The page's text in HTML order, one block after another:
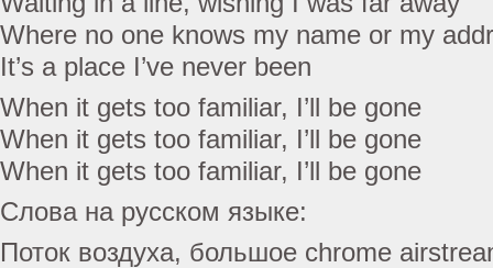
Where no one knows my name or my
It’s a place I’ve never been
When it gets too familiar, I’ll be gone
When it gets too familiar, I’ll be gone
When it gets too familiar, I’ll be gone
Слова на русском языке:
Поток воздуха, большое chrome